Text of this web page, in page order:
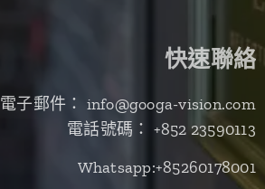
快速聯絡
電子郵件： info@googa-vision.com
電話號碼： +852 23590113
Whatsapp:+85260178001